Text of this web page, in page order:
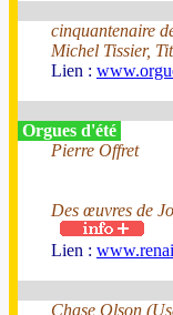
cinquantenaire
Michel Tissier,
Lien :
Orgues d'été
Pierre Offret
Des œuvres de
Lien :
Chase Olson